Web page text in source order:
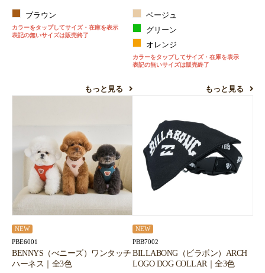
ブラウン
カラーをタップしてサイズ・在庫を表示
表記の無いサイズは販売終了
もっと見る
ベージュ
グリーン
オレンジ
カラーをタップしてサイズ・在庫を表示
表記の無いサイズは販売終了
もっと見る
NEW
PBE6001
BENNYS（べニーズ）ワンタッチ
ハーネス｜全3色
NEW
PBB7002
BILLABONG（ビラボン）ARCH
LOGO DOG COLLAR｜全3色